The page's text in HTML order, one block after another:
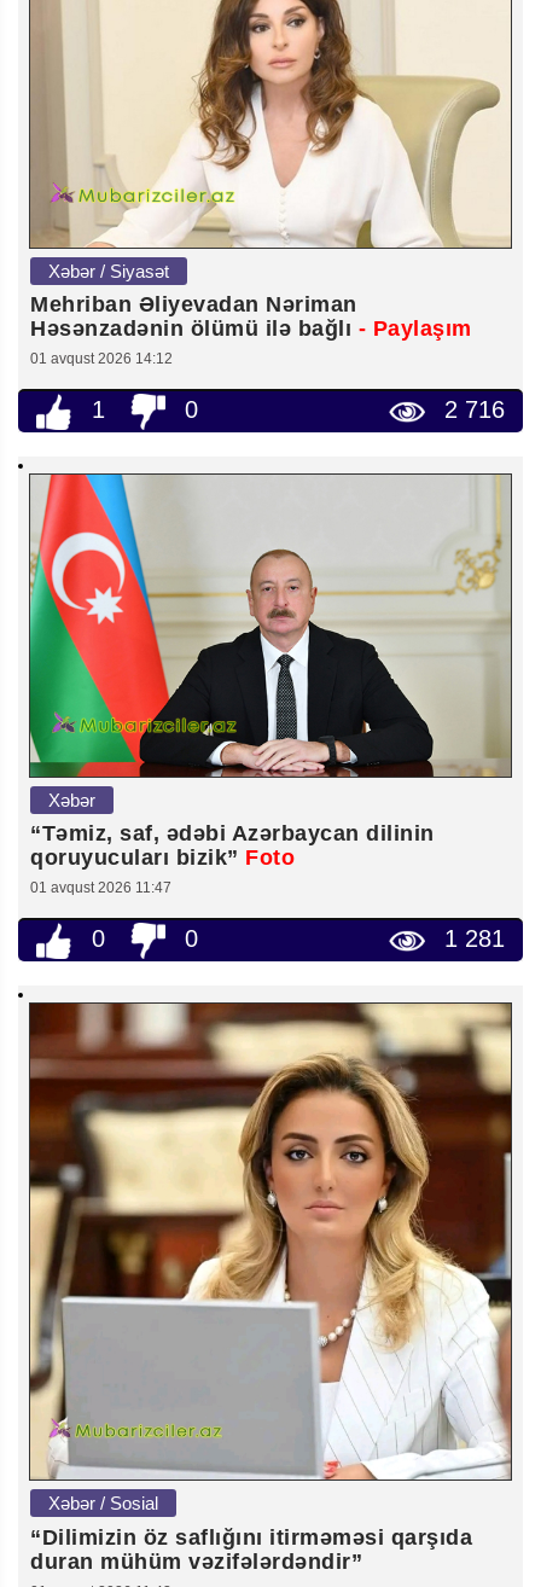
Xəbər / Siyasət
Mehriban Əliyevadan Nəriman
Həsənzadənin ölümü ilə bağlı - Paylaşım
01 avqust 2026 14:12
1 0 2 716
Xəbər
“Təmiz, saf, ədəbi Azərbaycan dilinin
qoruyucuları bizik” Foto
01 avqust 2026 11:47
0 0 1 281
Xəbər / Sosial
“Dilimizin öz saflığını itirməməsi qarşıda
duran mühüm vəzifələrdəndir”